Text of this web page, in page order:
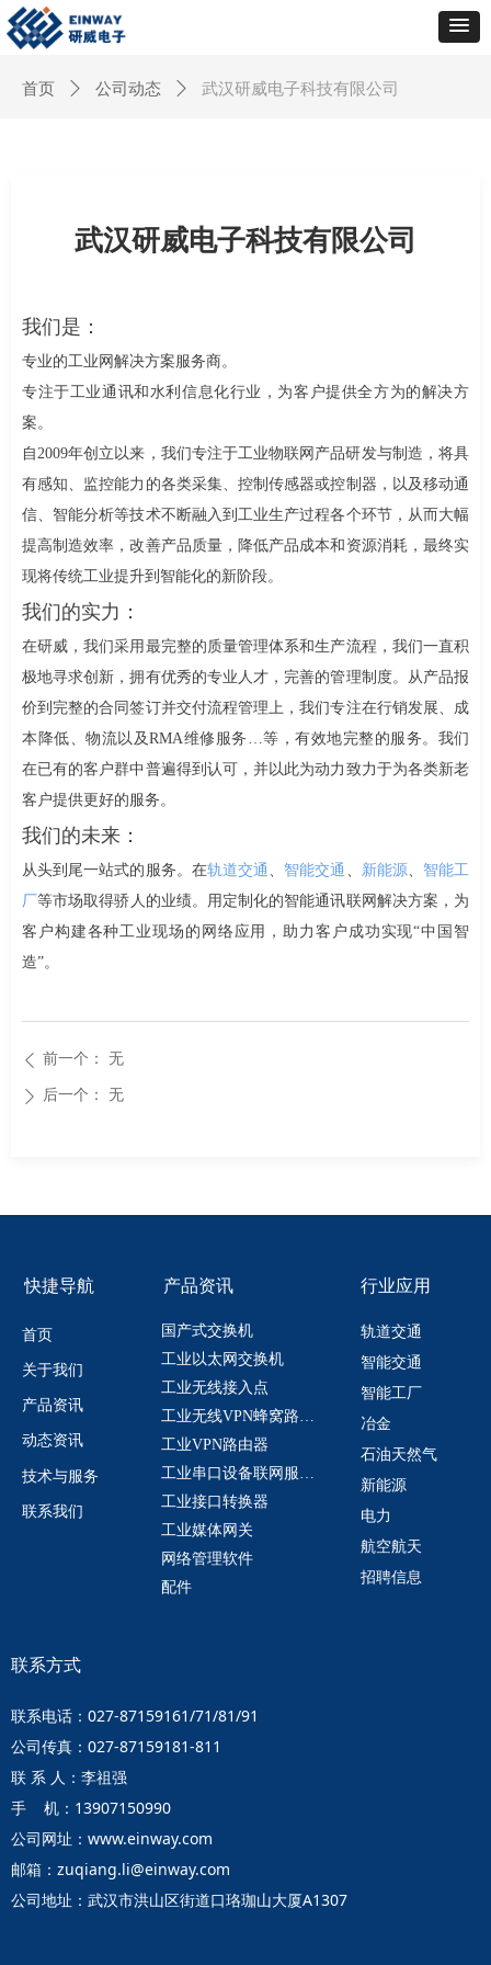
我们是：
专业的工业网解决方案服务商。
专注于工业通讯和水利信息化行业，为客户提供全方为的解决方
案。
自2009年创立以来，我们专注于工业物联网产品研发与制造，将具
有感知、监控能力的各类采集、控制传感器或控制器，以及移动通
信、智能分析等技术不断融入到工业生产过程各个环节，从而大幅
提高制造效率，改善产品质量，降低产品成本和资源消耗，最终实
现将传统工业提升到智能化的新阶段。
我们的实力：
在研威，我们采用最完整的质量管理体系和生产流程，我们一直积
极地寻求创新，拥有优秀的专业人才，完善的管理制度。从产品报
价到完整的合同签订并交付流程管理上，我们专注在行销发展、成
本降低、物流以及RMA维修服务…等，有效地完整的服务。我们
在已有的客户群中普遍得到认可，并以此为动力致力于为各类新老
客户提供更好的服务。
我们的未来：
从头到尾一站式的服务。在轨道交通 、 智能交通 、 新能源、 智能工
厂等市场取得骄人的业绩。用定制化的智能通讯联网解决方案，为
客户构建各种工业现场的网络应用，助力客户成功实现“中国智
造”。
武汉研威电子科技有限公司
ꄴ 前一个： 无
ꄲ 后一个： 无
首页 ꄲ 公司动态 ꄲ 武汉研威电子科技有限公司
国产式交换机
工业以太网交换机
工业无线接入点
工业无线VPN蜂窝路由器
工业VPN路由器
工业串口设备联网服务器
工业接口转换器
工业媒体网关
网络管理软件
配件
产品资讯
首页
关于我们
产品资讯
动态资讯
技术与服务
联系我们
快捷导航 行业应用
轨道交通
智能交通
智能工厂
冶金
石油天然气
新能源
电力
航空航天
招聘信息
联系电话：027-87159161/71/81/91
公司传真：027-87159181-811
联 系 人：李祖强
手 机：13907150990
公司网址：www.einway.com
邮箱：zuqiang.li@einway.com
公司地址：武汉市洪山区街道口珞珈山大厦A1307
联系方式